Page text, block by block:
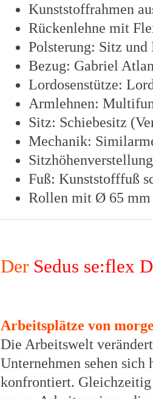
Kunststoffrahmen
Rückenlehne mit
Polsterung: Sitz und
Bezug: Gabriel
Lordosenstütze:
Armlehnen:
Sitz: Schiebesitz
Mechanik:
Fuß: Kunststofffuß
Rollen mit Ø 65 mm
Der Sedus se:flex
Arbeitsplätze von
Die Arbeitswelt
Unternehmen sehen
konfrontiert. Gleichzeitig